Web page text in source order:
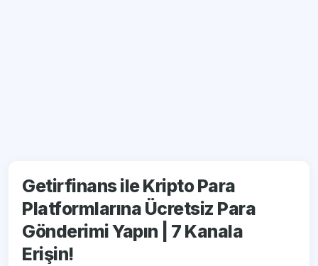
Getirfinans ile Kripto Para
Platformlarına Ücretsiz Para
Gönderimi Yapın | 7 Kanala
Erişin!